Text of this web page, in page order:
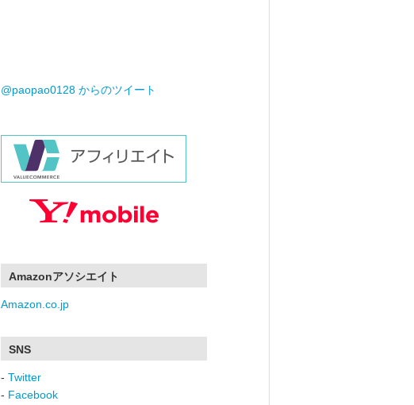
@paopao0128 からのツイート
Amazonアソシエイト
Amazon.co.jp
SNS
- Twitter
- Facebook